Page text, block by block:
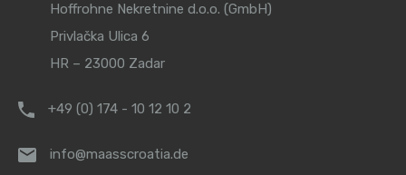
Hoffrohne Nekretnine d.o.o. (GmbH)
Privlačka Ulica 6
HR – 23000 Zadar
+49 (0) 174 - 10 12 10 2
info@maasscroatia.de